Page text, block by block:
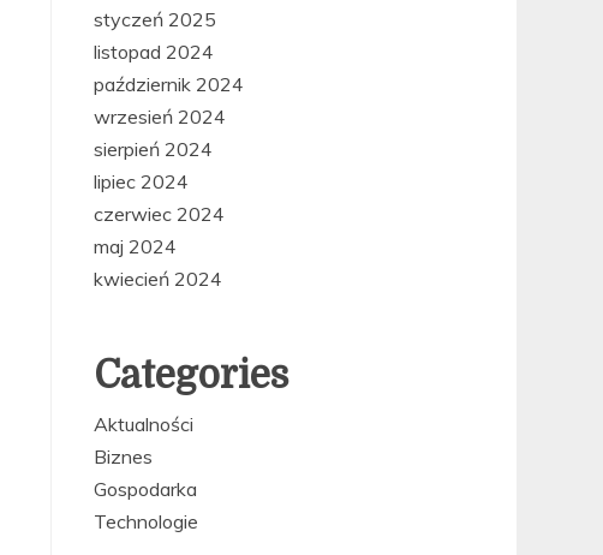
styczeń 2025
listopad 2024
październik 2024
wrzesień 2024
sierpień 2024
lipiec 2024
czerwiec 2024
maj 2024
kwiecień 2024
Categories
Aktualności
Biznes
Gospodarka
Technologie